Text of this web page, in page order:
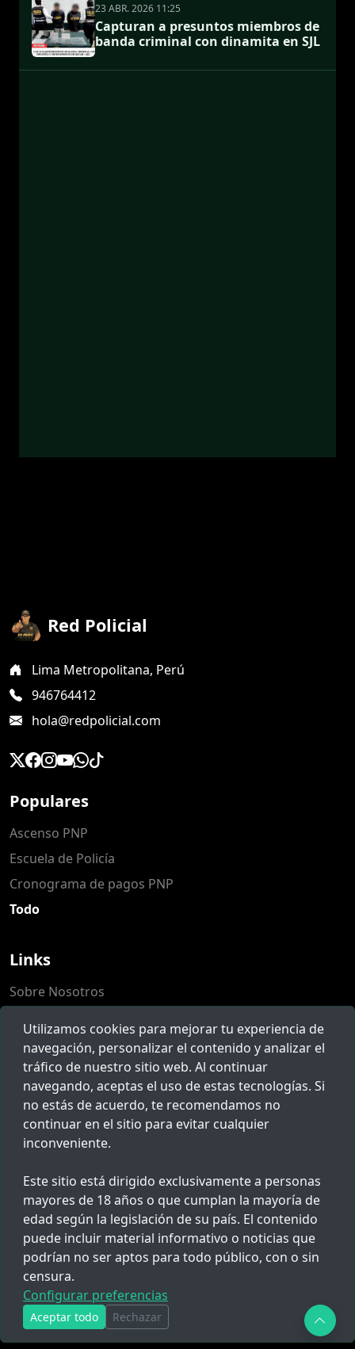
23 ABR. 2026 11:25
Capturan a presuntos miembros de
banda criminal con dinamita en SJL
Red Policial
Lima Metropolitana, Perú
946764412
hola@redpolicial.com
Populares
Ascenso PNP
Escuela de Policía
Cronograma de pagos PNP
Todo
Links
Sobre Nosotros
Herramientas
Reclamos
Novedades
Suscríbete para recibir noticias, ofertas y mucho más.
Al suscribirte aceptas nuestrostérminos y condiciones
© 2023 Copyrights by
Términos y Condiciones
Políticas de Privacidad
Utilizamos cookies para mejorar tu experiencia de
navegación, personalizar el contenido y analizar el
tráfico de nuestro sitio web. Al continuar
navegando, aceptas el uso de estas tecnologías. Si
no estás de acuerdo, te recomendamos no
continuar en el sitio para evitar cualquier
inconveniente.
Este sitio está dirigido exclusivamente a personas
mayores de 18 años o que cumplan la mayoría de
edad según la legislación de su país. El contenido
puede incluir material informativo o noticias que
podrían no ser aptos para todo público, con o sin
censura.
Configurar preferencias
Aceptar todo Rechazar